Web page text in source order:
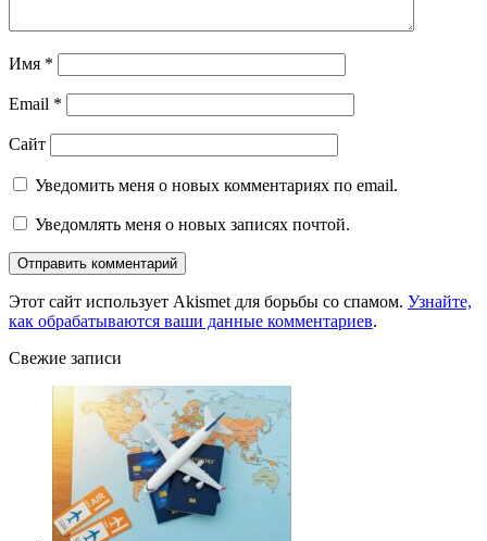
Имя *
Email *
Сайт
Уведомить меня о новых комментариях по email.
Уведомлять меня о новых записях почтой.
Этот сайт использует Akismet для борьбы со спамом. Узнайте,
как обрабатываются ваши данные комментариев.
Свежие записи